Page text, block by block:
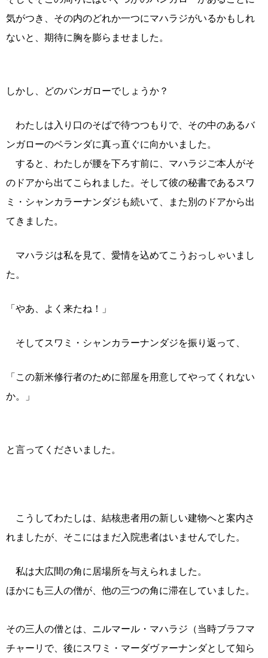
気がつき、その内のどれか一つにマハラジがいるかもしれ
ないと、期待に胸を膨らませました。
しかし、どのバンガローでしょうか？
わたしは入り口のそばで待つつもりで、その中のあるバ
ンガローのベランダに真っ直ぐに向かいました。
すると、わたしが腰を下ろす前に、マハラジご本人がそ
のドアから出てこられました。そして彼の秘書であるスワ
ミ・シャンカラーナンダジも続いて、また別のドアから出
てきました。
マハラジは私を見て、愛情を込めてこうおっしゃいまし
た。
「やあ、よく来たね！」
そしてスワミ・シャンカラーナンダジを振り返って、
「この新米修行者のために部屋を用意してやってくれない
か。」
と言ってくださいました。
こうしてわたしは、結核患者用の新しい建物へと案内さ
れましたが、そこにはまだ入院患者はいませんでした。
私は大広間の角に居場所を与えられました。
ほかにも三人の僧が、他の三つの角に滞在していました。
その三人の僧とは、ニルマール・マハラジ（当時ブラフマ
チャーリで、後にスワミ・マーダヴァーナンダとして知ら